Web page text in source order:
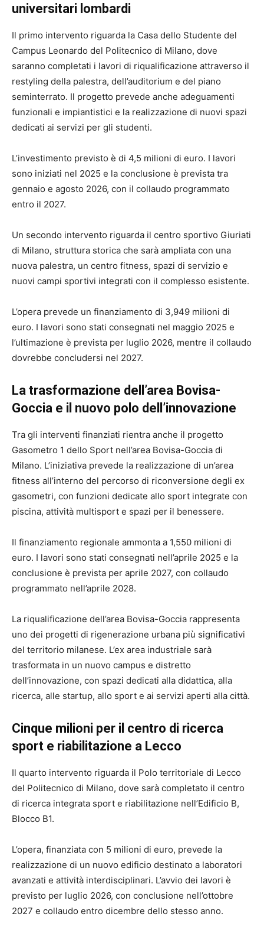
universitari lombardi
Il primo intervento riguarda la Casa dello Studente del
Campus Leonardo del Politecnico di Milano, dove
saranno completati i lavori di riqualificazione attraverso il
restyling della palestra, dell’auditorium e del piano
seminterrato. Il progetto prevede anche adeguamenti
funzionali e impiantistici e la realizzazione di nuovi spazi
dedicati ai servizi per gli studenti.
L’investimento previsto è di 4,5 milioni di euro. I lavori
sono iniziati nel 2025 e la conclusione è prevista tra
gennaio e agosto 2026, con il collaudo programmato
entro il 2027.
Un secondo intervento riguarda il centro sportivo Giuriati
di Milano, struttura storica che sarà ampliata con una
nuova palestra, un centro fitness, spazi di servizio e
nuovi campi sportivi integrati con il complesso esistente.
L’opera prevede un finanziamento di 3,949 milioni di
euro. I lavori sono stati consegnati nel maggio 2025 e
l’ultimazione è prevista per luglio 2026, mentre il collaudo
dovrebbe concludersi nel 2027.
La trasformazione dell’area Bovisa-
Goccia e il nuovo polo dell’innovazione
Tra gli interventi finanziati rientra anche il progetto
Gasometro 1 dello Sport nell’area Bovisa-Goccia di
Milano. L’iniziativa prevede la realizzazione di un’area
fitness all’interno del percorso di riconversione degli ex
gasometri, con funzioni dedicate allo sport integrate con
piscina, attività multisport e spazi per il benessere.
Il finanziamento regionale ammonta a 1,550 milioni di
euro. I lavori sono stati consegnati nell’aprile 2025 e la
conclusione è prevista per aprile 2027, con collaudo
programmato nell’aprile 2028.
La riqualificazione dell’area Bovisa-Goccia rappresenta
uno dei progetti di rigenerazione urbana più significativi
del territorio milanese. L’ex area industriale sarà
trasformata in un nuovo campus e distretto
dell’innovazione, con spazi dedicati alla didattica, alla
ricerca, alle startup, allo sport e ai servizi aperti alla città.
Cinque milioni per il centro di ricerca
sport e riabilitazione a Lecco
Il quarto intervento riguarda il Polo territoriale di Lecco
del Politecnico di Milano, dove sarà completato il centro
di ricerca integrata sport e riabilitazione nell’Edificio B,
Blocco B1.
L’opera, finanziata con 5 milioni di euro, prevede la
realizzazione di un nuovo edificio destinato a laboratori
avanzati e attività interdisciplinari. L’avvio dei lavori è
previsto per luglio 2026, con conclusione nell’ottobre
2027 e collaudo entro dicembre dello stesso anno.